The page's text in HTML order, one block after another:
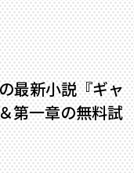
最新小説『ギャ
第一章の無料試